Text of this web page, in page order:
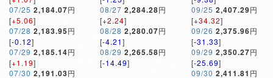
07/25 2,184.07円
[+5.06]
07/28 2,183.95円
[-0.12]
07/29 2,185.14円
[+1.19]
07/30 2,191.03円
08/27 2,284.28円
[+2.24]
08/28 2,280.07円
[-4.21]
08/29 2,265.58円
[-14.49]
09/25 2,407.29円
[+34.32]
09/26 2,375.96円
[-31.33]
09/29 2,350.27円
[-25.69]
09/30 2,411.81 円